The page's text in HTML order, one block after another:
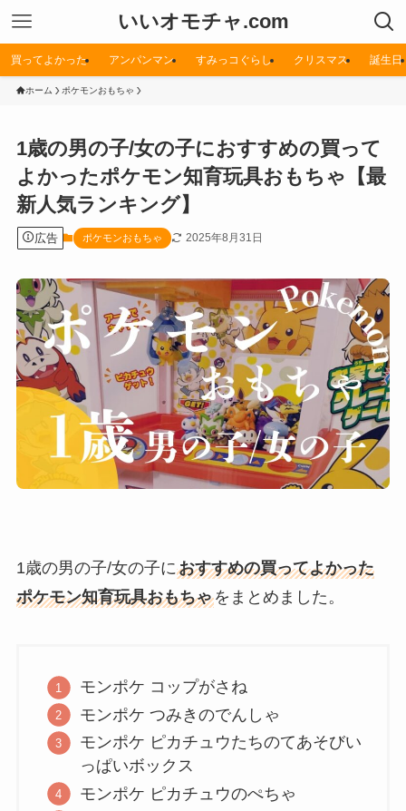
いいオモチャ.com
買ってよかった アンパンマン すみっコぐらし クリスマス 誕生日
ホーム ポケモンおもちゃ
1歳の男の子/女の子におすすめの買って
よかったポケモン知育玩具おもちゃ【最
新人気ランキング】
広告 ポケモンおもちゃ 2025年8月31日
1歳の男の子/女の子におすすめの買ってよかった
ポケモン知育玩具おもちゃをまとめました。
モンポケ コップがさね
モンポケ つみきのでんしゃ
モンポケ ピカチュウたちのてあそびい
っぱいボックス
モンポケ ピカチュウのぺちゃ